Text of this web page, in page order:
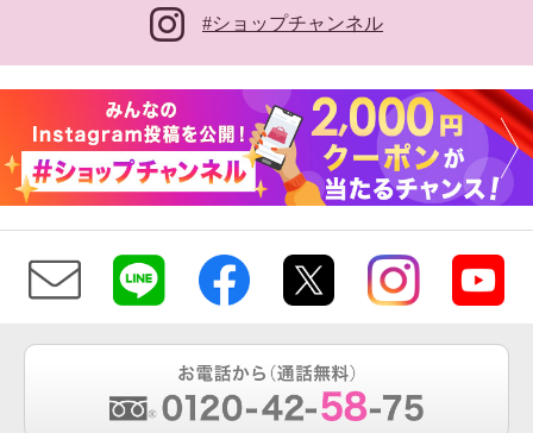
#ショップチャンネル